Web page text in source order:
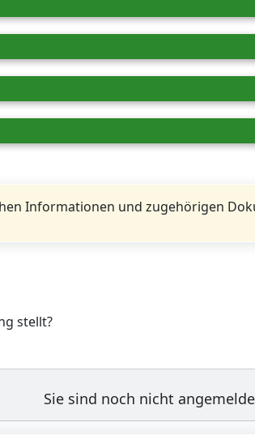
Informationen und zugehörigen
stellt?
Sie sind noch nicht